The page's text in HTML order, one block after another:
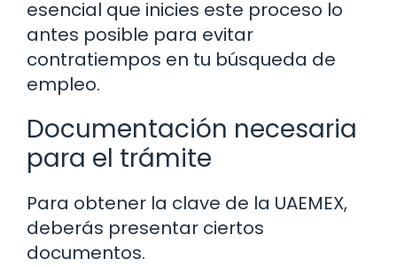
esencial que inicies este proceso lo
antes posible para evitar
contratiempos en tu búsqueda de
empleo.
Documentación necesaria
para el trámite
Para obtener la clave de la UAEMEX,
deberás presentar ciertos
documentos.